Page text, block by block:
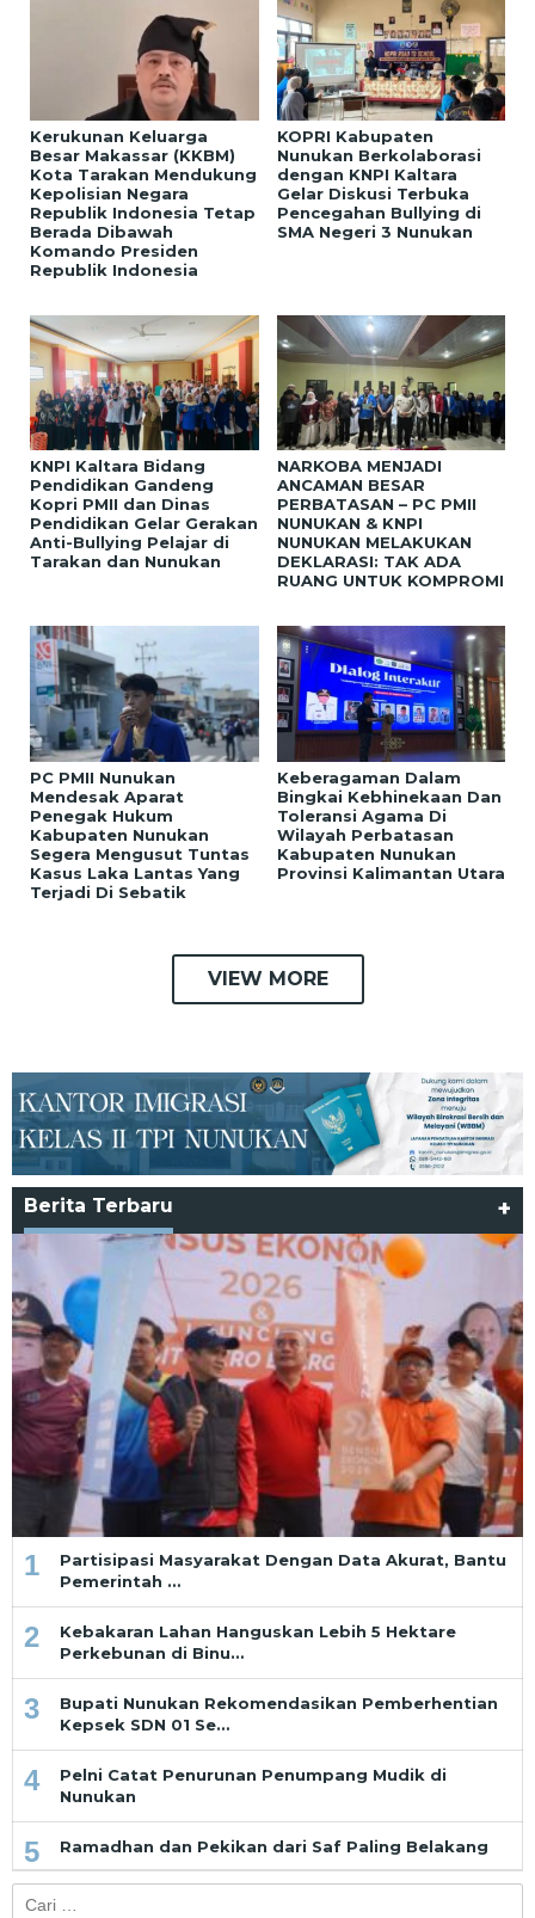
Kerukunan Keluarga
Besar Makassar (KKBM)
Kota Tarakan Mendukung
Kepolisian Negara
Republik Indonesia Tetap
Berada Dibawah
Komando Presiden
Republik Indonesia
KOPRI Kabupaten
Nunukan Berkolaborasi
dengan KNPI Kaltara
Gelar Diskusi Terbuka
Pencegahan Bullying di
SMA Negeri 3 Nunukan
KNPI Kaltara Bidang
Pendidikan Gandeng
Kopri PMII dan Dinas
Pendidikan Gelar Gerakan
Anti-Bullying Pelajar di
Tarakan dan Nunukan
NARKOBA MENJADI
ANCAMAN BESAR
PERBATASAN – PC PMII
NUNUKAN & KNPI
NUNUKAN MELAKUKAN
DEKLARASI: TAK ADA
RUANG UNTUK KOMPROMI
PC PMII Nunukan
Mendesak Aparat
Penegak Hukum
Kabupaten Nunukan
Segera Mengusut Tuntas
Kasus Laka Lantas Yang
Terjadi Di Sebatik
Keberagaman Dalam
Bingkai Kebhinekaan Dan
Toleransi Agama Di
Wilayah Perbatasan
Kabupaten Nunukan
Provinsi Kalimantan Utara
VIEW MORE
Berita Terbaru +
1
Partisipasi Masyarakat Dengan Data Akurat, Bantu
Pemerintah …
2
Kebakaran Lahan Hanguskan Lebih 5 Hektare
Perkebunan di Binu…
3
Bupati Nunukan Rekomendasikan Pemberhentian
Kepsek SDN 01 Se…
4
Pelni Catat Penurunan Penumpang Mudik di
Nunukan
5 Ramadhan dan Pekikan dari Saf Paling Belakang